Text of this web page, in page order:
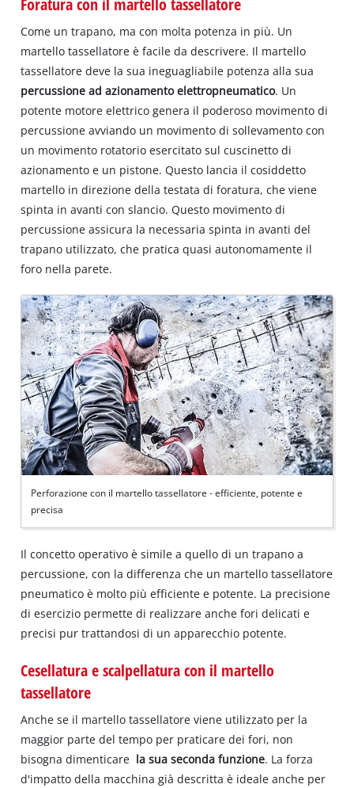
Come un trapano, ma con molta potenza in più. Un
martello tassellatore è facile da descrivere. Il martello
tassellatore deve la sua ineguagliabile potenza alla sua
percussione ad azionamento elettropneumatico. Un
potente motore elettrico genera il poderoso movimento di
percussione avviando un movimento di sollevamento con
un movimento rotatorio esercitato sul cuscinetto di
azionamento e un pistone. Questo lancia il cosiddetto
martello in direzione della testata di foratura, che viene
spinta in avanti con slancio. Questo movimento di
percussione assicura la necessaria spinta in avanti del
trapano utilizzato, che pratica quasi autonomamente il
foro nella parete.
Perforazione con il martello tassellatore - efficiente, potente e
precisa
Il concetto operativo è simile a quello di un trapano a
percussione, con la differenza che un martello tassellatore
pneumatico è molto più efficiente e potente. La precisione
di esercizio permette di realizzare anche fori delicati e
precisi pur trattandosi di un apparecchio potente.
Cesellatura e scalpellatura con il martello
tassellatore
Anche se il martello tassellatore viene utilizzato per la
maggior parte del tempo per praticare dei fori, non
bisogna dimenticare la sua seconda funzione. La forza
d'impatto della macchina già descritta è ideale anche per